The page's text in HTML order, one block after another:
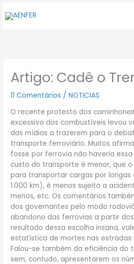
para
Artigo: Cadê o
11 Comentários /NOTICIAS
O recente protesto dos
excessivo dos combustíveis levou
das mídias a trazerem para o
transporte ferroviário. Muitos
fosse por ferrovia não haveria
custo do transporte é menor, que
para transportar cargas por
1.000 km), é menos sujeito a
menos, etc. Os comentários
dos governantes pelo modo
abandono das ferrovias a partir
resultado dessa escolha insana,
estatística de mortes nas
Falou-se também da eficiência do
sem, contudo, apresentarem os